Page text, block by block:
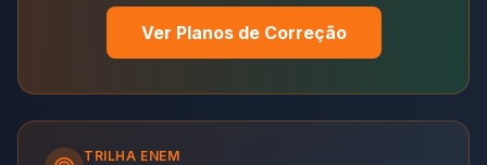
Ver Planos de Correção
TRILHA ENEM